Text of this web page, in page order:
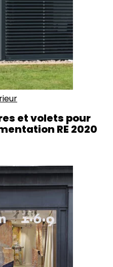
et volets pour
RE 2020